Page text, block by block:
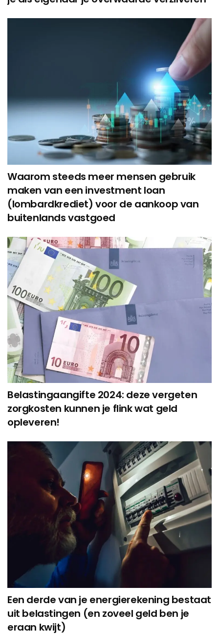
Waarom steeds meer mensen gebruik
maken van een investment loan
(lombardkrediet) voor de aankoop van
buitenlands vastgoed
Belastingaangifte 2024: deze vergeten
zorgkosten kunnen je flink wat geld
opleveren!
Een derde van je energierekening bestaat
uit belastingen (en zoveel geld ben je
eraan kwijt)